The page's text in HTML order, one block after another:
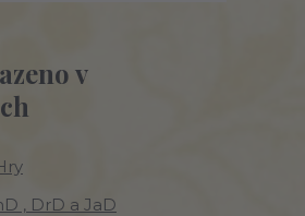
v
, DrD a JaD